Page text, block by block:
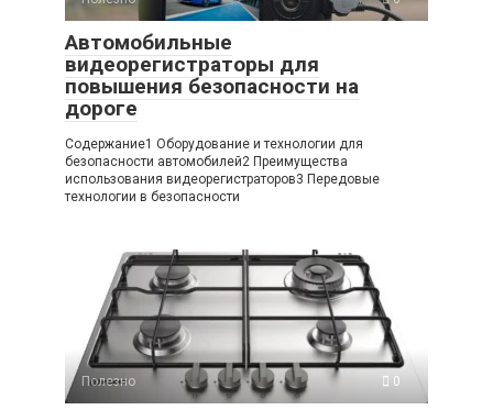
Автомобильные
видеорегистраторы для
повышения безопасности на
дороге
Содержание1 Оборудование и технологии для
безопасности автомобилей2 Преимущества
использования видеорегистраторов3 Передовые
технологии в безопасности
Полезно 0